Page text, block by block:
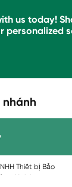
us today!
personalized
nhánh
Thiết bị Bảo
Haining